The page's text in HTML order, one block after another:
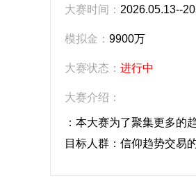
大赛时间： 2026.05.13--
模拟金： 9900万
大赛状态： 进行中
大赛介绍：
：本大赛为了聚集更多的
目标人群：信仰趋势交易